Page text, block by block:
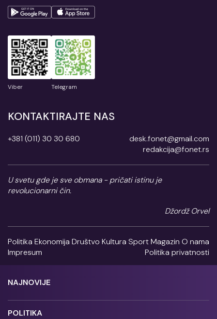
Viber Telegram
KONTAKTIRAJTE NAS
+381 (011) 30 30 680
desk.fonet@gmail.com
redakcija@fonet.rs
U svetu gde je sve obmana - pričati istinu je
revolucionarni čin.
Džordž Orvel
Politika Ekonomija Društvo Kultura SportMagazin O nama
Impresum
Politika privatnosti
NAJNOVIJE
POLITIKA